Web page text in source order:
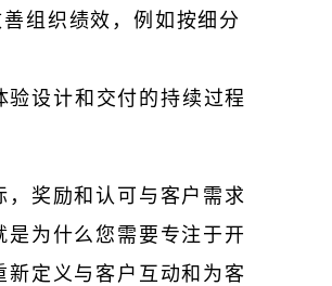
组织绩效，例如按细分
设计和交付的持续过程
奖励和认可与客户需求
为什么您需要专注于开
定义与客户互动和为客